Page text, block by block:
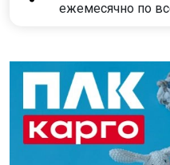
ежемесячно по